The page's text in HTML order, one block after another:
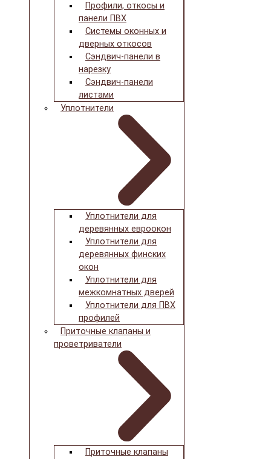
Профили, откосы и
панели ПВХ
Системы оконных и
дверных откосов
Сэндвич-панели в
нарезку
Сэндвич-панели
листами
Уплотнители
Уплотнители для
деревянных евроокон
Уплотнители для
деревянных финских
окон
Уплотнители для
межкомнатных дверей
Уплотнители для ПВХ
профилей
Приточные клапаны и
проветриватели
Приточные клапаны